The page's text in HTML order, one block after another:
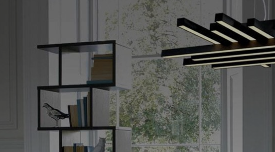
светильники
Потолочные направляющие
светильники
Подвесные светильники
Светодиодные встраиваемые споты
Светодиодные люстры
LED Панели встраиваемые
Трековые светильники